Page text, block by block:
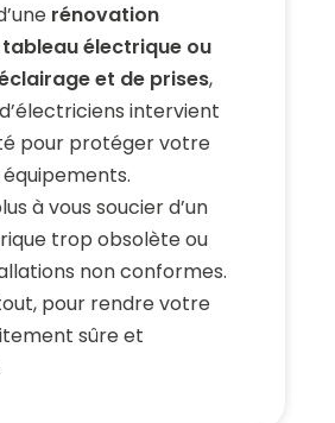
rénovation
électrique ou
et de prises,
intervient
pour protéger votre
à vous soucier d’un
trop obsolète ou
non conformes.
pour rendre votre
sûre et